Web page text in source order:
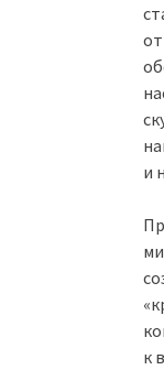
и
к